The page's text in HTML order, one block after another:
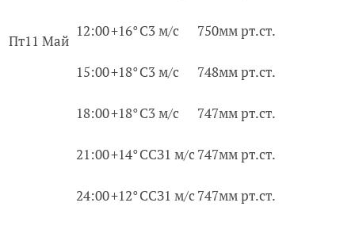
Пт11 Май
12:00+16°С3 м/с 750мм рт.ст.
15:00+18°С3 м/с 748мм рт.ст.
18:00+18°С3 м/с 747мм рт.ст.
21:00+14°ССЗ1 м/с 747мм рт.ст.
24:00+12°ССЗ1 м/с 747мм рт.ст.